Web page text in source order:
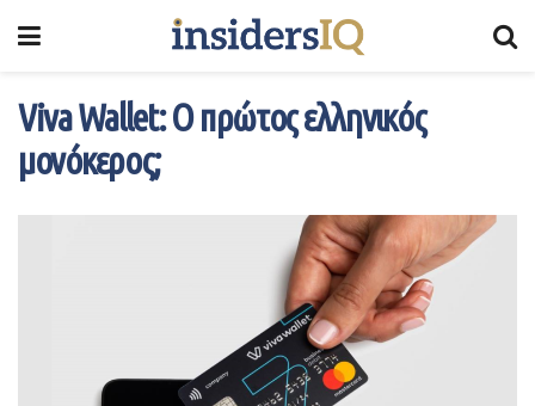
Viva Wallet: Ο πρώτος ελληνικός
μονόκερος;